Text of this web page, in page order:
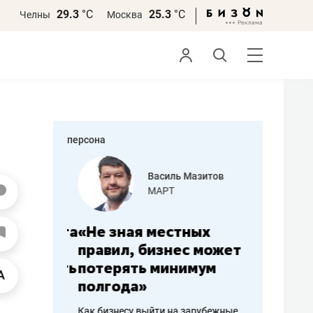
Челны 29.3 °С Москва 25.3 °С
персона
работа
Василь Мазитов
МАРТ
«Не зная местных
правил, бизнес может
потерять минимум
полгода»